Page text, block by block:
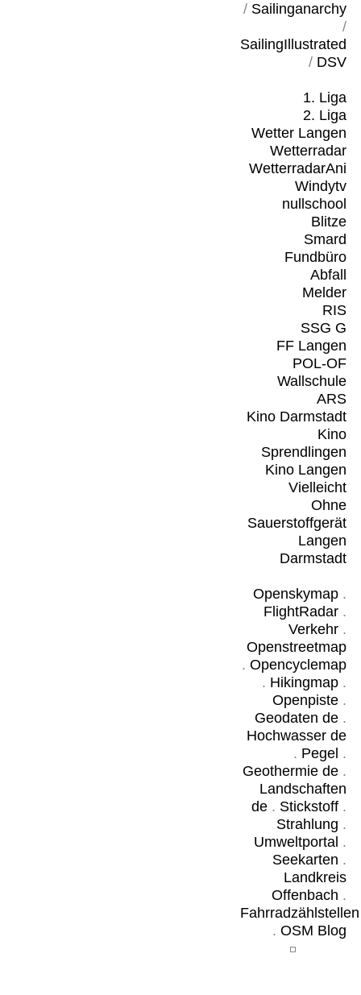
/ Sailinganarchy
/
SailingIllustrated
/ DSV
1. Liga
2. Liga
Wetter Langen
Wetterradar
WetterradarAni
Windytv
nullschool
Blitze
Smard
Fundbüro
Abfall
Melder
RIS
SSG G
FF Langen
POL-OF
Wallschule
ARS
Kino Darmstadt
Kino
Sprendlingen
Kino Langen
Vielleicht
Ohne
Sauerstoffgerät
Langen
Darmstadt
Openskymap.
FlightRadar.
Verkehr.
Openstreetmap
. Opencyclemap
. Hikingmap.
Openpiste.
Geodaten de.
Hochwasser de
. Pegel .
Geothermie de.
Landschaften
de. Stickstoff.
Strahlung .
Umweltportal .
Seekarten .
Landkreis
Offenbach .
Fahrradzählstellen
. OSM Blog